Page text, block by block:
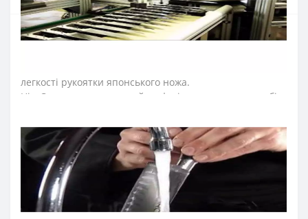
Ніж японський Сантоку 170 мм Аркос серії
легкості рукоятки японського ножа.
Ніж Сантоку – винятковий шеф-ніж, що поєднав у собі
«три хороші речі», що говорить про придатність ножа
добре рубати, кришити та нарізати дрібними скибками
або кубиками як м'ясо, так і овочі. Підходить для
підготовки м’ясного та рибного фаршу при створенні
соковитих рубаних котлет, для тонкого нарізання
слайсів м'яса, риби та овочів та т.п. Серію кухонних
ножів Аркос «Юнівьорсал» розробили для